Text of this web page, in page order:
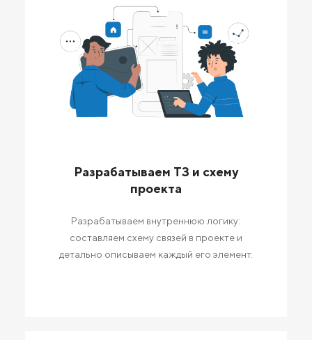
Разрабатываем ТЗ и схему
проекта
Разрабатываем внутреннюю логику:
составляем схему связей в проекте и
детально описываем каждый его элемент.